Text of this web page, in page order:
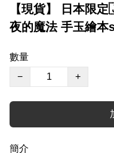
【現貨】 日本限
夜的魔法 手玉繪本
數量
−
+
簡介